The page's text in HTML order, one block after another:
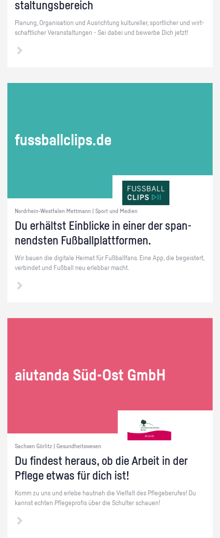
stal­tungs­be­reich
Pla­nung, Or­ga­ni­sa­ti­on und Aus­rich­tung kul­tu­rel­ler, sport­li­cher und wirt­
schaft­li­cher Ver­an­stal­tun­gen - Sei dabei und be­wer­be Dich jetzt!
fuss­ball­clips.de
Nordrhein-Westfalen Mettmann | Sport und Medien
Du er­hältst Ein­bli­cke in einer der span­
nends­ten Fuß­ball­platt­for­men.
Wir bauen die di­gi­ta­le Hei­mat für Fuß­ball­fans. Eine App, die be­geis­tert,
ver­bin­det und Fuß­ball neu er­leb­bar macht.
ai­utan­da Süd-Ost GmbH
Sachsen Görlitz | Gesundheitswesen
Du fin­dest her­aus, ob die Ar­beit in der
Pfle­ge etwas für dich ist!
Komm zu uns und er­le­be haut­nah die Viel­falt des Pfle­ge­be­ru­fes! Du
kannst ech­ten Pfle­ge­pro­fis über die Schul­ter schau­en!